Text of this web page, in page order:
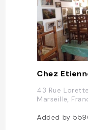
Chez
43 Rue
Marseille,
Added by